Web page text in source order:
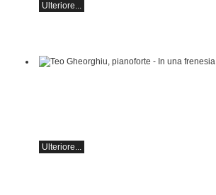
Ulteriore...
Ulteriore...